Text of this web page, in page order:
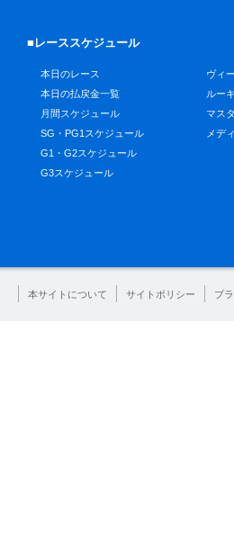
■レーススケジュール
本日のレース
本日の払戻金一覧
月間スケジュール
SG・PG1スケジュール
G1・G2スケジュール
G3スケジュール
ヴィ
ルー
マス
メデ
本サイトについて サイトポリシー プ